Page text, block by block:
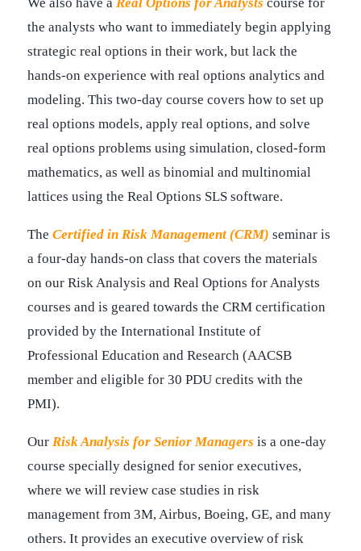
the analysts who want to immediately begin applying
strategic real options in their work, but lack the
hands-on experience with real options analytics and
modeling. This two-day course covers how to set up
real options models, apply real options, and solve
real options problems using simulation, closed-form
mathematics, as well as binomial and multinomial
lattices using the Real Options SLS software.
The Certified in Risk Management (CRM) seminar is
a four-day hands-on class that covers the materials
on our Risk Analysis and Real Options for Analysts
courses and is geared towards the CRM certification
provided by the International Institute of
Professional Education and Research (AACSB
member and eligible for 30 PDU credits with the
PMI).
Our Risk Analysis for Senior Managers is a one-day
course specially designed for senior executives,
where we will review case studies in risk
management from 3M, Airbus, Boeing, GE, and many
others. It provides an executive overview of risk